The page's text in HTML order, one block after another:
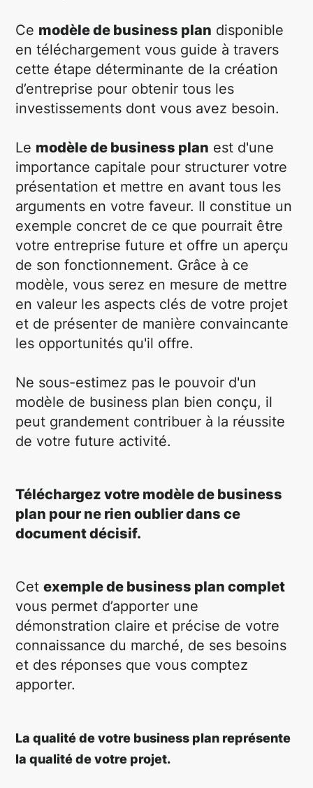
Ce modèle de business plan disponible
en téléchargement vous guide à travers
cette étape déterminante de la création
d’entreprise pour obtenir tous les
investissements dont vous avez besoin.
Le modèle de business plan est d'une
importance capitale pour structurer votre
présentation et mettre en avant tous les
arguments en votre faveur. Il constitue un
exemple concret de ce que pourrait être
votre entreprise future et offre un aperçu
de son fonctionnement. Grâce à ce
modèle, vous serez en mesure de mettre
en valeur les aspects clés de votre projet
et de présenter de manière convaincante
les opportunités qu'il offre.
Ne sous-estimez pas le pouvoir d'un
modèle de business plan bien conçu, il
peut grandement contribuer à la réussite
de votre future activité.
Téléchargez votre modèle de business
plan pour ne rien oublier dans ce
document décisif.
Cetexemplede business plan complet
vous permet d’apporter une
démonstration claire et précise de votre
connaissance du marché, de ses besoins
et des réponses que vous comptez
apporter.
La qualité de votre business plan représente
la qualité de votre projet.